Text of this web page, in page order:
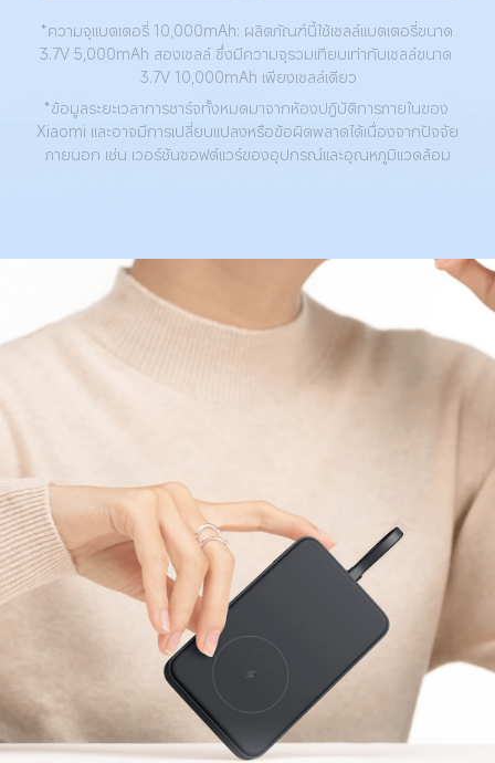
*ความจุแบตเตอรี่ 10,000mAh: ผลิตภัณฑ์นี้ใช้เซลล์แบตเตอรี่ขนาด
3.7V 5,000mAh สองเซลล์ ซึ่งมีความจุรวมเทียบเท่ากับเซลล์ขนาด
3.7V 10,000mAh เพียงเซลล์เดียว
*ข้อมูลระยะเวลาการชาร์จทั้งหมดมาจากห้องปฏิบัติการภายในของ
Xiaomi และอาจมีการเปลี่ยนแปลงหรือข้อผิดพลาดได้เนื่องจากปัจจัย
ภายนอก เช่น เวอร์ชันซอฟต์แวร์ของอุปกรณ์และอุณหภูมิแวดล้อม